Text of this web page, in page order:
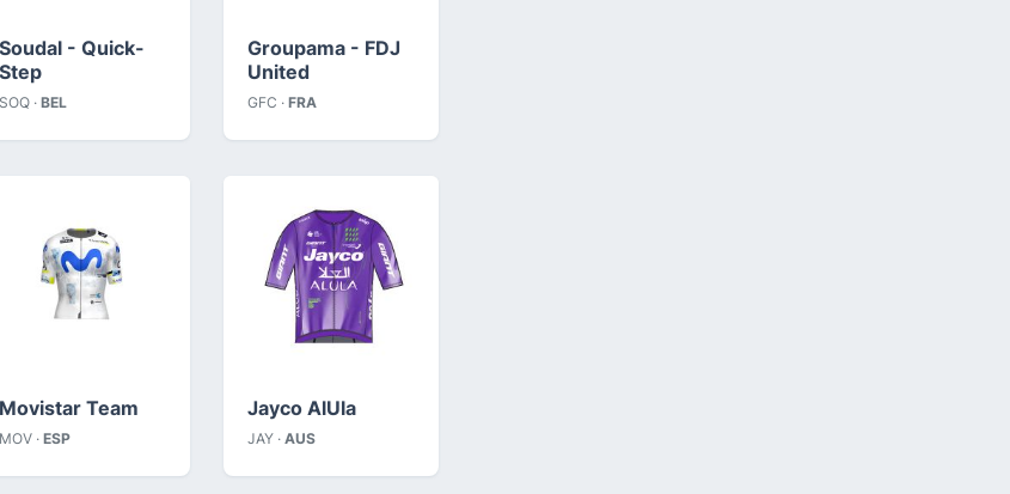
Soudal - Quick-
Step
SOQ · BEL
Groupama - FDJ
United
GFC · FRA
Movistar Team
MOV · ESP
Jayco AlUla
JAY · AUS